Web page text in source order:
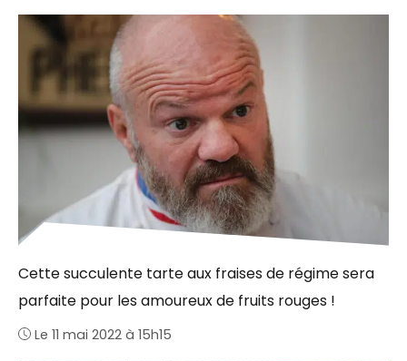
Cette succulente tarte aux fraises de régime sera
parfaite pour les amoureux de fruits rouges !
Le 11 mai 2022 à 15h15